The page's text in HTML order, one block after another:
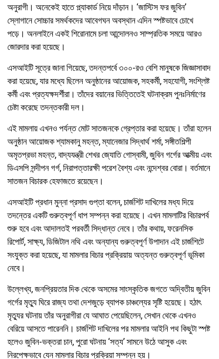
অনুরাগী। অনেকেই হাতে প্ল্যাকার্ড নিয়ে দাঁড়ান। ‘জাস্টিস ফর জুবিন’
স্লোগানে সোচ্চার সমর্থকদের আবেগঘন অবস্থান এদিন স্পষ্টভাবে চোখে
পড়ে। অনলাইনে একই শিরোনামে চলা আন্দোলনও সাম্প্রতিক সময়ে আরও
জোরদার করা হয়েছে।
এসআইটি সূত্রে জানা গিয়েছে, তদন্তপর্বে ৩০০-রও বেশি মানুষকে জিজ্ঞাসাবাদ
করা হয়েছে, যার মধ্যে ছিলেন অনুষ্ঠানের আয়োজক, সহকর্মী, সহযোগী, সংশ্লিষ্ট
কর্মী এবং প্রত্যক্ষদর্শীরা। তাঁদের বয়ানের ভিত্তিতেই ঘটনাক্রম পুনঃনির্মাণের
চেষ্টা করেছে তদন্তকারী দল।
এই মামলায় এখনও পর্যন্ত মোট সাতজনকে গ্রেপ্তার করা হয়েছে। তাঁরা হলেন
অনুষ্ঠান আয়োজক শ্যামকানু মহন্ত, ম্যানেজার সিদ্ধার্থ শর্মা, সঙ্গীতশিল্পী
অমৃতপ্রভা মহন্ত, বাদ্যযন্ত্রী শেখর জ্যোতি গোস্বামী, জুবিন গর্গের আত্মীয় এবং
ডিএসপি সন্দীপন গর্গ, নিরাপত্তারক্ষী পরেশ বৈশ্য এবং নন্দেশ্বর বোরা। বর্তমানে
সাতজন বিচারক হেফাজতে রয়েছেন।
এসআইটি প্রধান মুন্না প্রসাদ গুপ্তা বলেন, চার্জশিট দাখিলের মধ্য দিয়ে
তদন্তের একটি গুরুত্বপূর্ণ ধাপ সম্পন্ন করা হয়েছে। এখন মামলাটির বিচারপর্ব
শুরু হবে এবং আদালতই পরবর্তী সিদ্ধান্ত নেবে। তাঁর কথায়, ফরেনসিক
রিপোর্ট, সাক্ষ্য, ডিজিটাল নথি এবং অন্যান্য গুরুত্বপূর্ণ উপাদান এই চার্জশিটে
সংযুক্ত করা হয়েছে, যা মামলার বিচার প্রক্রিয়ায় অত্যন্ত গুরুত্বপূর্ণ ভূমিকা
নেবে।
উল্লেখ্য, জনপ্রিয়তার দিক থেকে অসমের সাংস্কৃতিক জগতে অদ্বিতীয় জুবিন
গর্গের মৃত্যু ঘিরে রাজ্য তথা দেশজুড়ে ব্যাপক চাঞ্চল্যের সৃষ্টি হয়েছে। হঠাৎ
মৃত্যুর ঘটনায় তাঁর অনুরাগীরা যে আঘাত পেয়েছিলেন, সেখান থেকে এখনও
বেরিয়ে আসতে পারেননি। চার্জশিট দাখিলের পর মামলার আইনি পথ কিছুটা স্পষ্ট
হলেও জুবিন-ভক্তরা চান, পুরো ঘটনায় ‘সত্য’ সামনে উঠে আসুক এবং
নিরপেক্ষভাবে যেন মামলার বিচার প্রক্রিয়া সম্পন্ন হয়।